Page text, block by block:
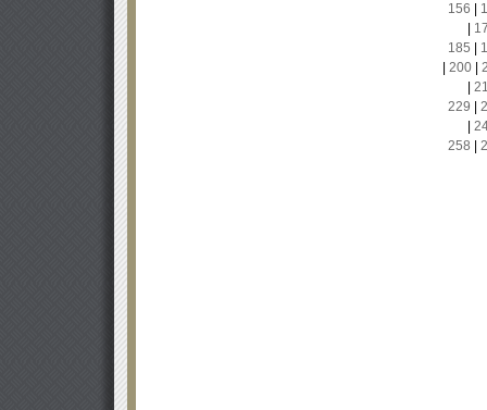
156
185
200|
229
258